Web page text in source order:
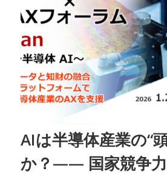
AIは半導体産業の“
か？—— 国家競争